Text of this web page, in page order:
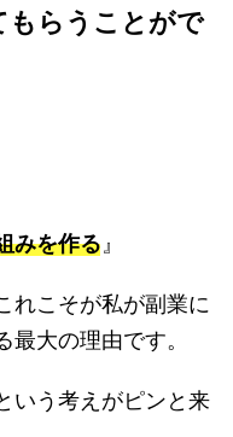
もらうことがで
みを作る 』
れこそが私が副業に
大の理由です。
いう考えがピンと来